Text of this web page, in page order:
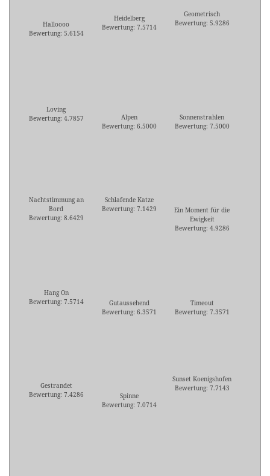
Halloooo
Bewertung: 5.6154
Heidelberg
Bewertung: 7.5714
Geometrisch
Bewertung: 5.9286
Loving
Bewertung: 4.7857
Alpen
Bewertung: 6.5000
Sonnenstrahlen
Bewertung: 7.5000
Nachtstimmung an
Bord
Bewertung: 8.6429
Schlafende Katze
Bewertung: 7.1429
Ein Moment für die
Ewigkeit
Bewertung: 4.9286
Hang On
Bewertung: 7.5714
Gutaussehend
Bewertung: 6.3571
Timeout
Bewertung: 7.3571
Gestrandet
Bewertung: 7.4286
Spinne
Bewertung: 7.0714
Sunset Koenigshofen
Bewertung: 7.7143